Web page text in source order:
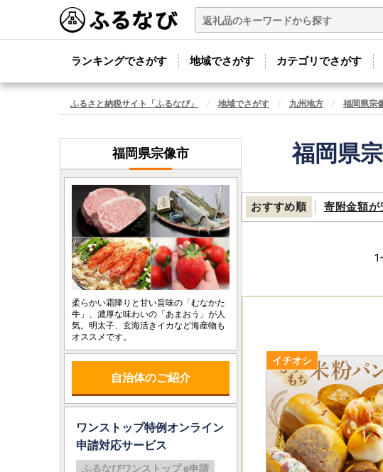
ランキングでさがす 地域でさがす カテゴリでさがす
ふるさと納税サイト「ふるなび」 地域でさがす 九州地方 福岡県宗
福岡県
おすすめ順 寄附金額が
1
福岡県宗像市
柔らかい霜降りと甘い旨味の「むなかた
牛」、濃厚な味わいの「あまおう」が人
気。明太子、玄海活きイカなど海産物も
オススメです。
自治体のご紹介
ワンストップ特例オンライン
申請対応サービス
ふるなびワンストップ e申請